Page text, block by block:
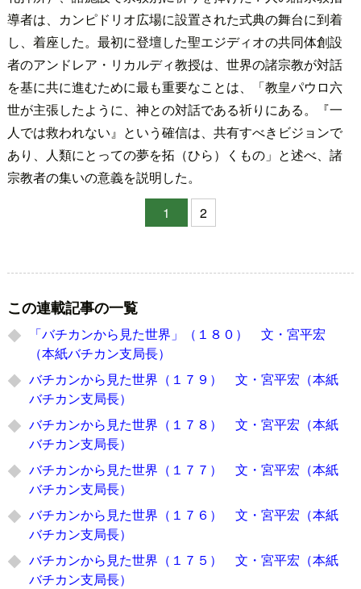
導者は、カンピドリオ広場に設置された式典の舞台に到着
し、着座した。最初に登壇した聖エジディオの共同体創設
者のアンドレア・リカルディ教授は、世界の諸宗教が対話
を基に共に進むために最も重要なことは、「教皇パウロ六
世が主張したように、神との対話である祈りにある。『一
人では救われない』という確信は、共有すべきビジョンで
あり、人類にとっての夢を拓（ひら）くもの」と述べ、諸
宗教者の集いの意義を説明した。
1
2
この連載記事の一覧
「バチカンから見た世界」（１８０） 文・宮平宏
（本紙バチカン支局長）
バチカンから見た世界（１７９） 文・宮平宏（本紙
バチカン支局長）
バチカンから見た世界（１７８） 文・宮平宏（本紙
バチカン支局長）
バチカンから見た世界（１７７） 文・宮平宏（本紙
バチカン支局長）
バチカンから見た世界（１７６） 文・宮平宏（本紙
バチカン支局長）
バチカンから見た世界（１７５） 文・宮平宏（本紙
バチカン支局長）